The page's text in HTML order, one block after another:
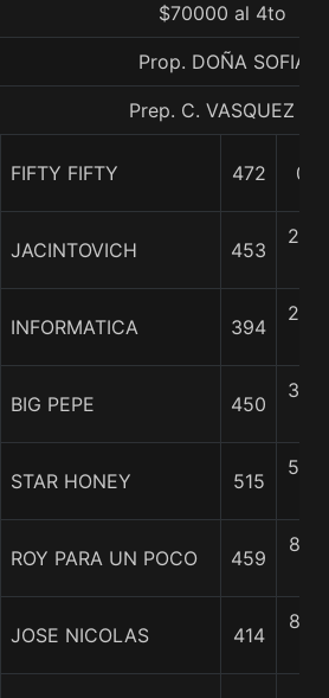
$70000 al 4to
Prop. DOÑA SOFIA
Prep. C. VASQUEZ P.
FIFTY FIFTY 472 0/0
JACINTOVICH 453
2 3/
INFORMATICA 394
2 3/
BIG PEPE 450
3 3/
STAR HONEY 515
5 3/
ROY PARA UN POCO 459
8 1/
JOSE NICOLAS 414
8 1/